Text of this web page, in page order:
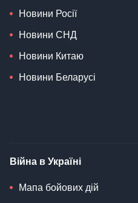
Новини Росії
Новини СНД
Новини Китаю
Новини Беларусі
Війна в Україні
Мапа бойових дій